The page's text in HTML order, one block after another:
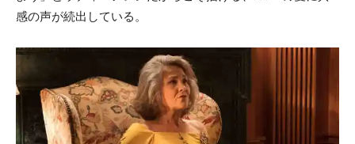
感の声が続出している。